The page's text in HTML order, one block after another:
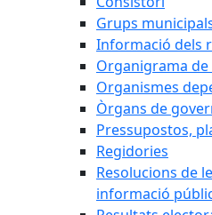
Grups
Informació dels
Organigrama de
Organismes
Òrgans de
Pressupostos,
Regidories
Resolucions de
informació